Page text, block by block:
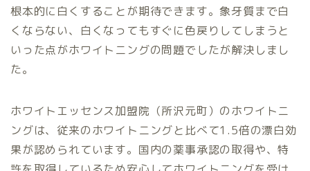
根本的に白くすることが期待できます。象牙質まで白
くならない、白くなってもすぐに色戻りしてしまうと
いった点がホワイトニングの問題でしたが解決しまし
た。
ホワイトエッセンス加盟院（所沢元町）のホワイトニ
ングは、従来のホワイトニングと比べて1.5倍の漂白効
果が認められています。国内の薬事承認の取得や、特